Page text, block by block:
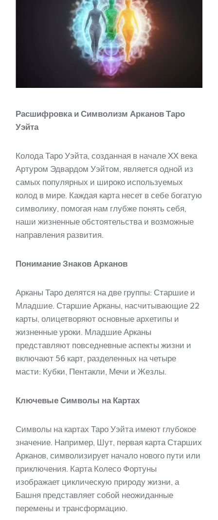
Расшифровка и Символизм Арканов Таро
Уэйта
Колода Таро Уэйта, созданная в начале XX века
Артуром Эдвардом Уэйтом, является одной из
самых популярных и широко используемых
колод в мире. Каждая карта несет в себе богатую
символику, помогая нам глубже понять себя,
наши жизненные обстоятельства и возможные
направления развития.
Понимание Знаков Арканов
Арканы Таро делятся на две группы: Старшие и
Младшие. Старшие Арканы, насчитывающие 22
карты, олицетворяют основные архетипы и
жизненные уроки. Младшие Арканы
представляют повседневные аспекты жизни и
включают 56 карт, разделенных на четыре
масти: Кубки, Пентакли, Мечи и Жезлы.
Ключевые Символы на Картах
Символы на картах Таро Уэйта имеют глубокое
значение. Например, Шут, первая карта Старших
Арканов, символизирует начало нового пути или
приключения. Карта Колесо Фортуны
изображает циклическую природу жизни, а
Башня представляет собой неожиданные
перемены и трансформацию.